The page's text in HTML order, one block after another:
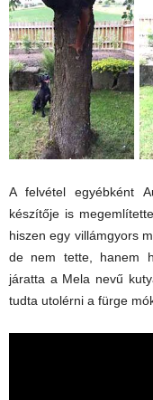
A felvétel egyébként
készítője is
hiszen egy villámgyors
de nem tette, hanem
járatta a Mela nevű
tudta utolérni a fürge